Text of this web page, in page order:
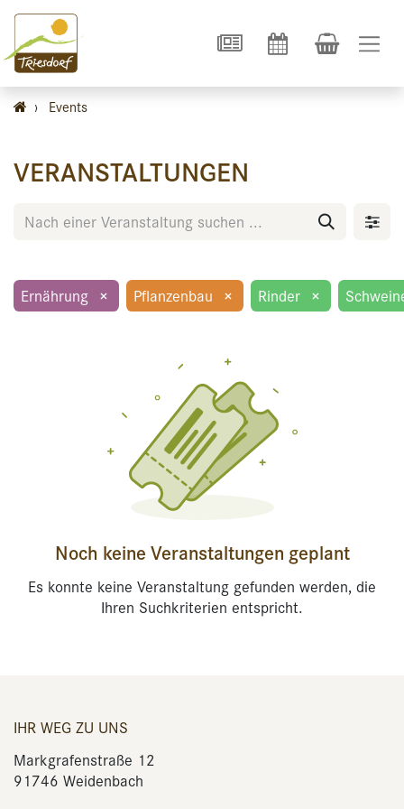
› Events
VERANSTALTUNGEN
Ernährung × Pflanzenbau × Rinder ×
Noch keine Veranstaltungen geplant
Es konnte keine Veranstaltung gefunden werden, die
Ihren Suchkriterien entspricht.
IHR WEG ZU UNS
Markgrafenstraße 12
91746 Weidenbach